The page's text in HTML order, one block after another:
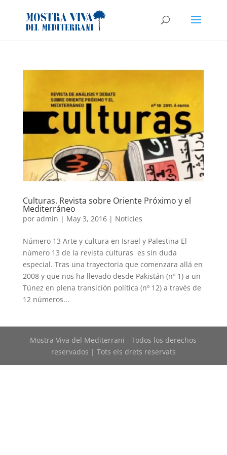
Culturas. Revista sobre Oriente Próximo y el
Mediterráneo
por admin | May 3, 2016| Noticies
Número 13 Arte y cultura en Israel y Palestina El
número 13 de la revista culturas es sin duda
especial. Tras una trayectoria que comenzara allá en
2008 y que nos ha llevado desde Pakistán (nº 1) a un
Túnez en plena transición política (nº 12) a través de
12 números...
Mostra Viva del Mediterrani - Todos los derechos
reservados | Tots els drets reservats